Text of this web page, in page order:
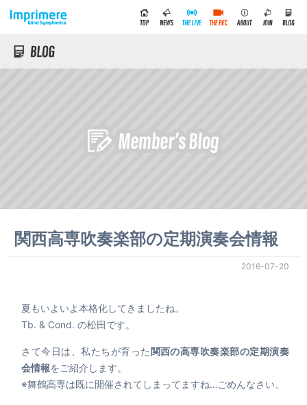
関西高専吹奏楽部の定期演奏会情報
2016-07-20
夏もいよいよ本格化してきましたね。
Tb. & Cond. の松田です。
さて今日は、私たちが育った 関西の高専吹奏楽部の定期演奏
会情報をご紹介します。
※舞鶴高専は既に開催されてしまってますね…ごめんなさい。